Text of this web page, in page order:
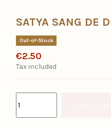
SATYA SANG DE
Out-of-Stock
€2.50
Tax included